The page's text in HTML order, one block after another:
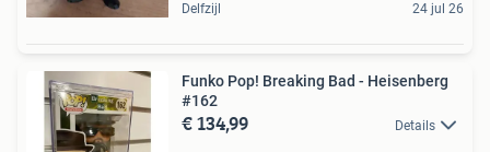
Delfzijl 24 jul 26
Funko Pop! Breaking Bad - Heisenberg
#162
€ 134,99 Details